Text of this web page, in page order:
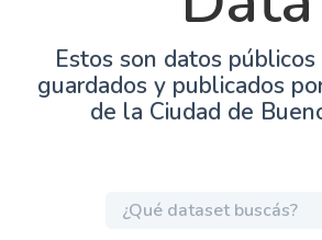
Estos son datos públicos
guardados y publicados
de la Ciudad de